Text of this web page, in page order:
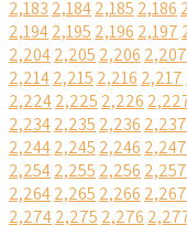
2,183 2,1842,185 2,186
2,1942,195 2,196 2,197
2,2042,205 2,206 2,207
2,2142,215 2,216 2,217
2,2242,225 2,226
2,2342,235 2,236 2,237
2,2442,245 2,246 2,247
2,2542,255 2,256 2,257
2,2642,265 2,266 2,267
2,2742,275 2,276